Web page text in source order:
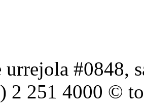
urrejola #0848,
2 251 4000 ©